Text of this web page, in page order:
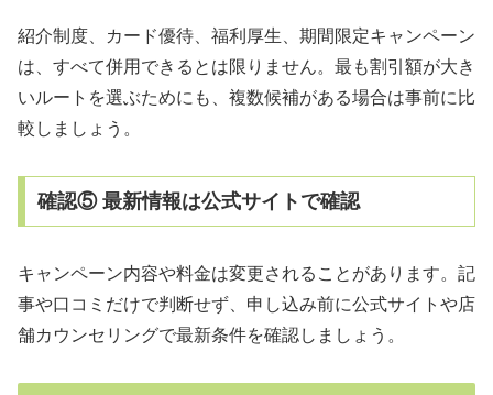
紹介制度、カード優待、福利厚生、期間限定キャンペーン
は、すべて併用できるとは限りません。最も割引額が大き
いルートを選ぶためにも、複数候補がある場合は事前に比
較しましょう。
確認⑤ 最新情報は公式サイトで確認
キャンペーン内容や料金は変更されることがあります。記
事や口コミだけで判断せず、申し込み前に公式サイトや店
舗カウンセリングで最新条件を確認しましょう。